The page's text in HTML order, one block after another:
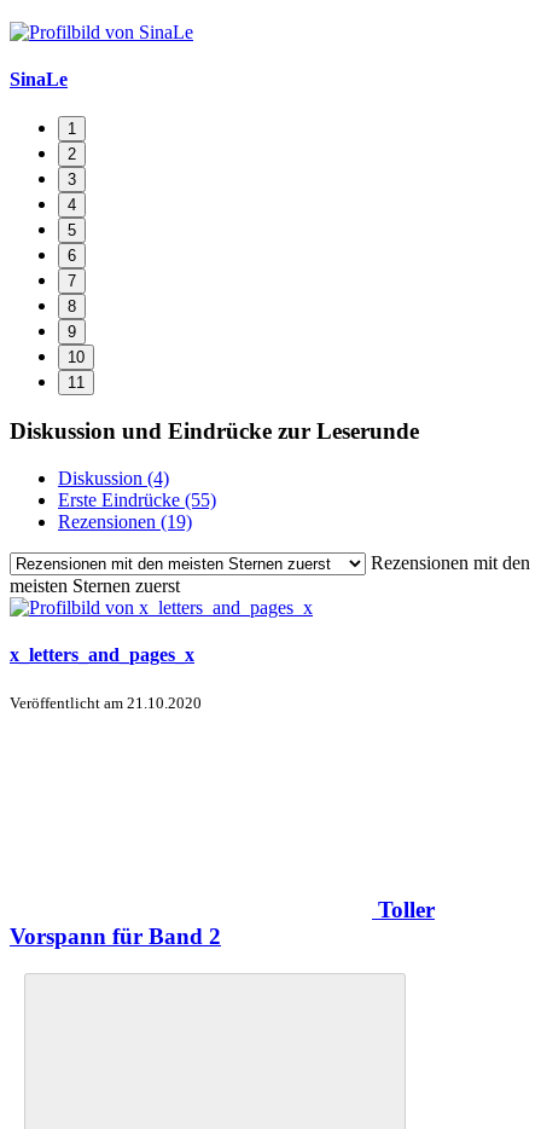
SinaLe
1
2
3
4
5
6
7
8
9
10
11
Diskussion und Eindrücke zur Leserunde
Diskussion (4)
Erste Eindrücke (55)
Rezensionen (19)
Rezensionen mit den
meisten Sternen zuerst
x_letters_and_pages_x
Veröffentlicht am 21.10.2020
Toller
Vorspann für Band 2